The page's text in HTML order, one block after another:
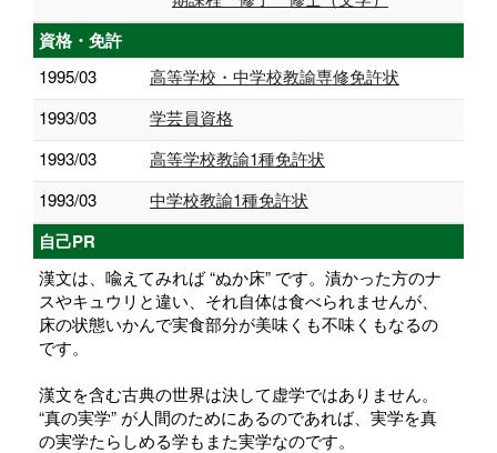
資格・免許
1995/03
高等学校・中学校教諭専修免許状
1993/03
学芸員資格
1993/03
高等学校教諭1種免許状
1993/03
中学校教諭1種免許状
自己PR
漢文は、喩えてみれば “ぬか床” です。漬かった方のナ
スやキュウリと違い、それ自体は食べられませんが、
床の状態いかんで実食部分が美味くも不味くもなるの
です。
漢文を含む古典の世界は決して虚学ではありません。
“真の実学” が人間のためにあるのであれば、実学を真
の実学たらしめる学もまた実学なのです。